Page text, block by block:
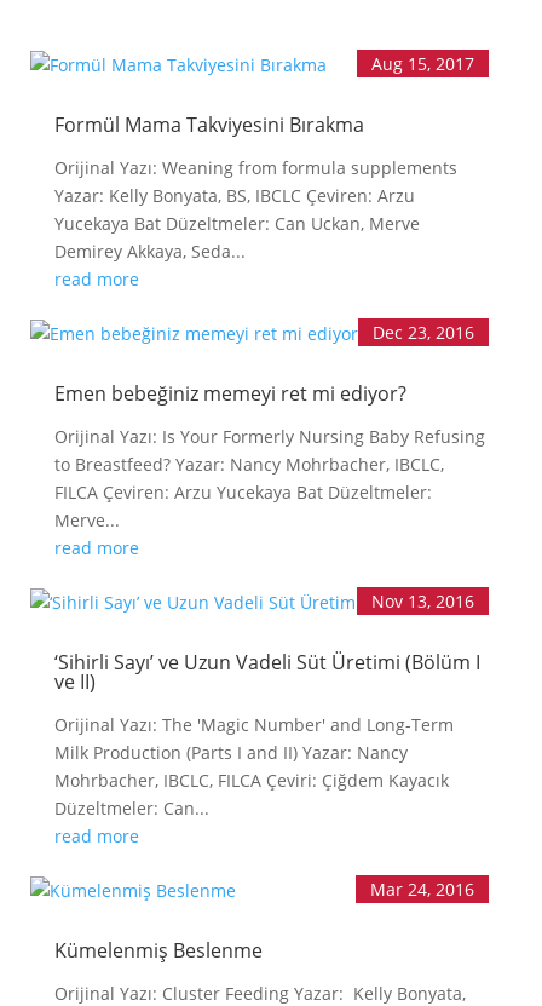
DURUMLAR
HAFTASI 2026
DURUM
BABYWEARING
HAKKINDA
Formül Mama Takviyesini Bırakma
Aug 15, 2017
Orijinal Yazı: Weaning from formula supplements
Yazar: Kelly Bonyata, BS, IBCLC Çeviren: Arzu
Yucekaya Bat Düzeltmeler: Can Uckan, Merve
Demirey Akkaya, Seda...
read more
Emen bebeğiniz memeyi ret mi ediyor?
Dec 23, 2016
Orijinal Yazı: Is Your Formerly Nursing Baby Refusing
to Breastfeed? Yazar: Nancy Mohrbacher, IBCLC,
FILCA Çeviren: Arzu Yucekaya Bat Düzeltmeler:
Merve...
read more
‘Sihirli Sayı’ ve Uzun Vadeli Süt Üretimi (Bölüm I
ve II)
Nov 13, 2016
Orijinal Yazı: The 'Magic Number' and Long-Term
Milk Production (Parts I and II) Yazar: Nancy
Mohrbacher, IBCLC, FILCA Çeviri: Çiğdem Kayacık
Düzeltmeler: Can...
read more
Kümelenmiş Beslenme
Mar 24, 2016
Orijinal Yazı: Cluster Feeding Yazar: Kelly Bonyata,